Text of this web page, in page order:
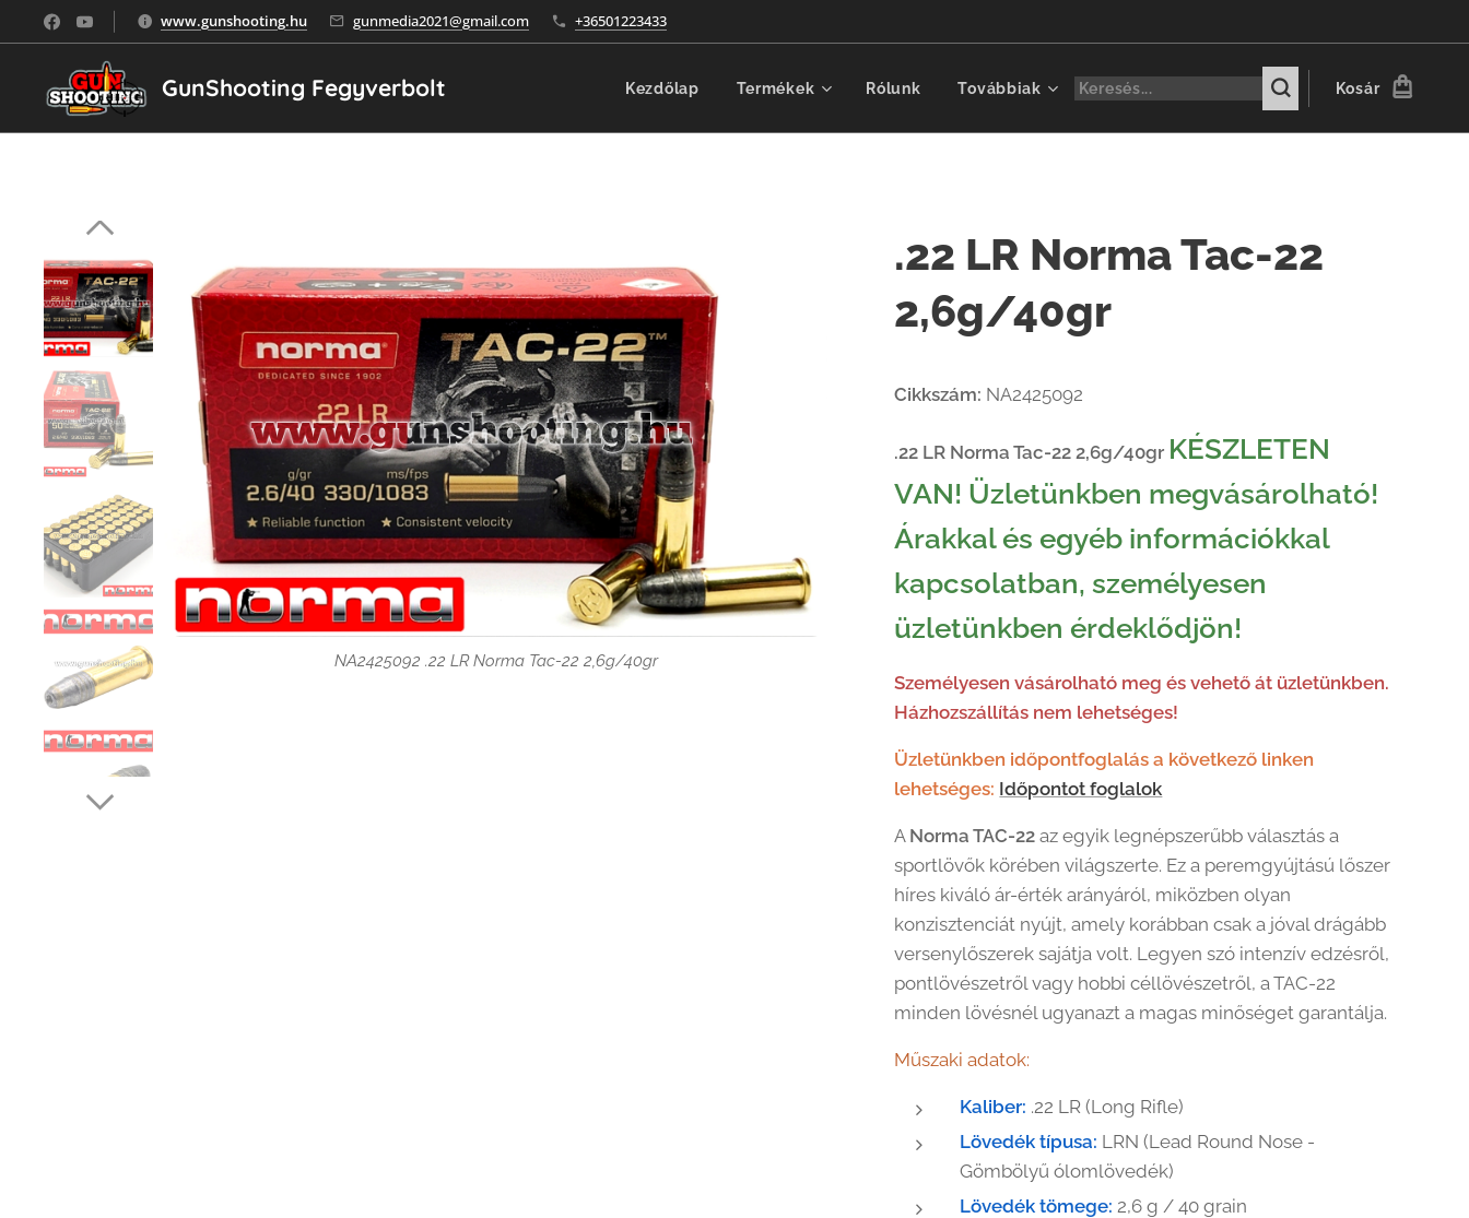
www.gunshooting.hu gunmedia2021@gmail.com +36501223433
GunShooting Fegyverbolt Kezdőlap Termékek Rólunk Továbbiak Kosár
.22 LR Norma Tac-22
2,6g/40gr
NA2425092 .22 LR Norma Tac-22 2,6g/40gr
Cikkszám: NA2425092
.22 LR Norma Tac-22 2,6g/40gr KÉSZLETEN
VAN! Üzletünkben megvásárolható!
Árakkal és egyéb információkkal
kapcsolatban, személyesen
üzletünkben érdeklődjön!
Személyesen vásárolható meg és vehető át üzletünkben.
Házhozszállítás nem lehetséges!
Üzletünkben időpontfoglalás a következő linken
lehetséges: Időpontot foglalok
A Norma TAC-22 az egyik legnépszerűbb választás a
sportlövők körében világszerte. Ez a peremgyújtású lőszer
híres kiváló ár-érték arányáról, miközben olyan
konzisztenciát nyújt, amely korábban csak a jóval drágább
versenylőszerek sajátja volt. Legyen szó intenzív edzésről,
pontlövészetről vagy hobbi céllövészetről, a TAC-22
minden lövésnél ugyanazt a magas minőséget garantálja.
Műszaki adatok:
Kaliber: .22 LR (Long Rifle)
Lövedék típusa: LRN (Lead Round Nose -
Gömbölyű ólomlövedék)
Lövedék tömege: 2,6 g / 40 grain